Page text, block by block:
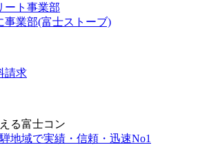
ート事業部
事業部(富士ストーブ)
請求
る富士コン
地域で実績・信頼・迅速No1